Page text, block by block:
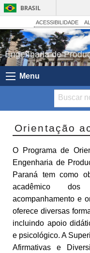
BRASIL
ACESSIBILIDADE
Engenharia de
Menu
Orientação
O Programa de
Engenharia de
Paraná tem como
acadêmico
acompanhamento e
oferece diversas
incluindo apoio
e psicológico. A
Afirmativas e